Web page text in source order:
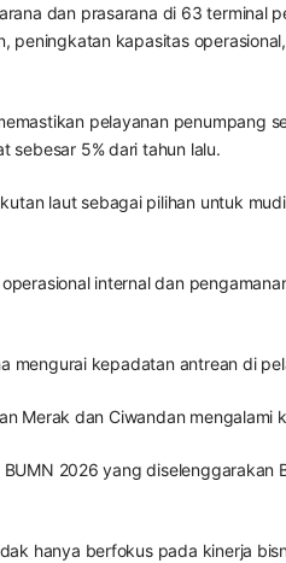
dan prasarana di 63 terminal
kapasitas
pelayanan penumpang
sebesar 5% dari tahun lalu.
laut sebagai pilihan untuk
internal dan
mengurai kepadatan antrean di
Merak dan Ciwandan
2026 yang diselenggarakan
hanya berfokus pada kinerja